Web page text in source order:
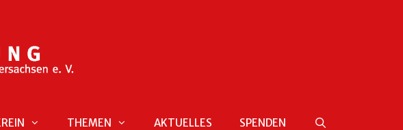
THEMEN AKTUELLES SPENDEN